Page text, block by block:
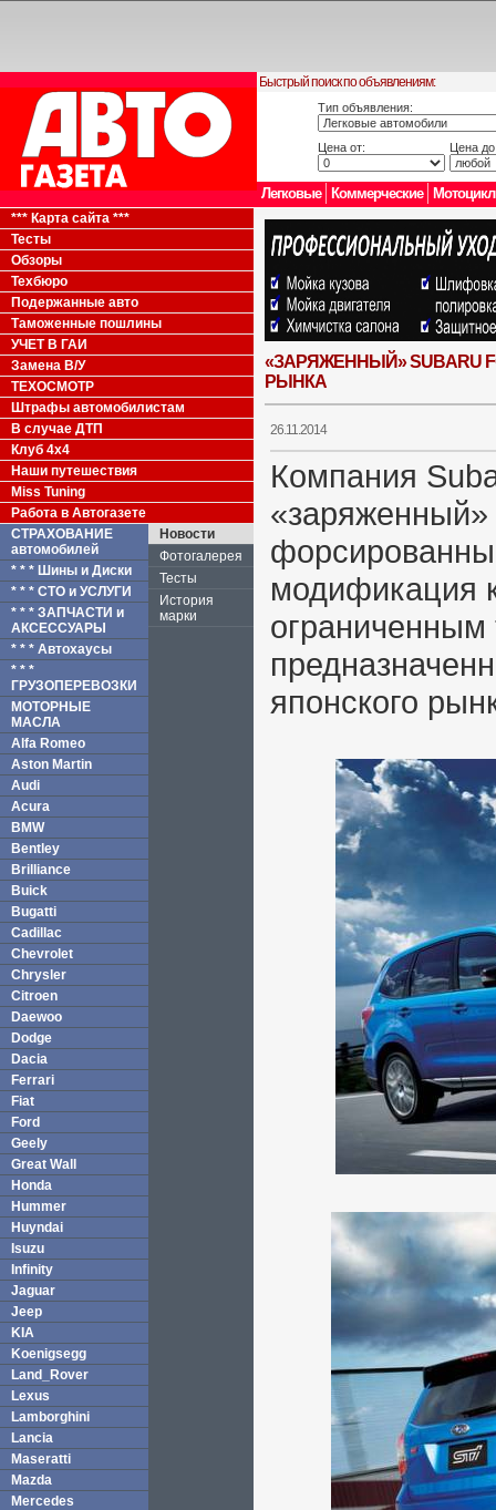
Быстрый поиск по объявлениям:
Тип объявления:
Цена от: Цена
Легковые Коммерческие
*** Карта сайта ***
Тесты
Обзоры
Техбюро
Подержанные авто
Таможенные пошлины
УЧЕТ В ГАИ
Замена В/У
ТЕХОСМОТР
Штрафы автомобилистам
В случае ДТП
Клуб 4x4
Наши путешествия
Miss Tuning
Работа в Автогазете
СТРАХОВАНИЕ
автомобилей
* * * Шины и Диски
* * * СТО и УСЛУГИ
* * * ЗАПЧАСТИ и
АКСЕССУАРЫ
* * * Автохаусы
* * *
ГРУЗОПЕРЕВОЗКИ
МОТОРНЫЕ
МАСЛА
Alfa Romeo
Aston Martin
Audi
Acura
BMW
Bentley
Brilliance
Buick
Bugatti
Cadillac
Chevrolet
Chrysler
Citroen
Daewoo
Dodge
Dacia
Ferrari
Fiat
Ford
Geely
Great Wall
Honda
Hummer
Huyndai
Isuzu
Infinity
Jaguar
Jeep
KIA
Koenigsegg
Land_Rover
Lexus
Lamborghini
Lancia
Maseratti
Mazda
Mercedes
Новости
Фотогалерея
Тесты
История
марки
«ЗАРЯЖЕННЫЙ» SUBARU
РЫНКА
26.11.2014
Компания
модификация
японского